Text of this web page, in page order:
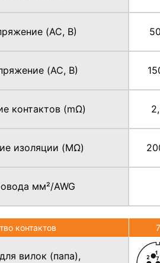
(AC, В)
(AC, В)
контактов (mΩ)
изоляции (MΩ)
мм²/AWG
контактов
вилок (папа),
7